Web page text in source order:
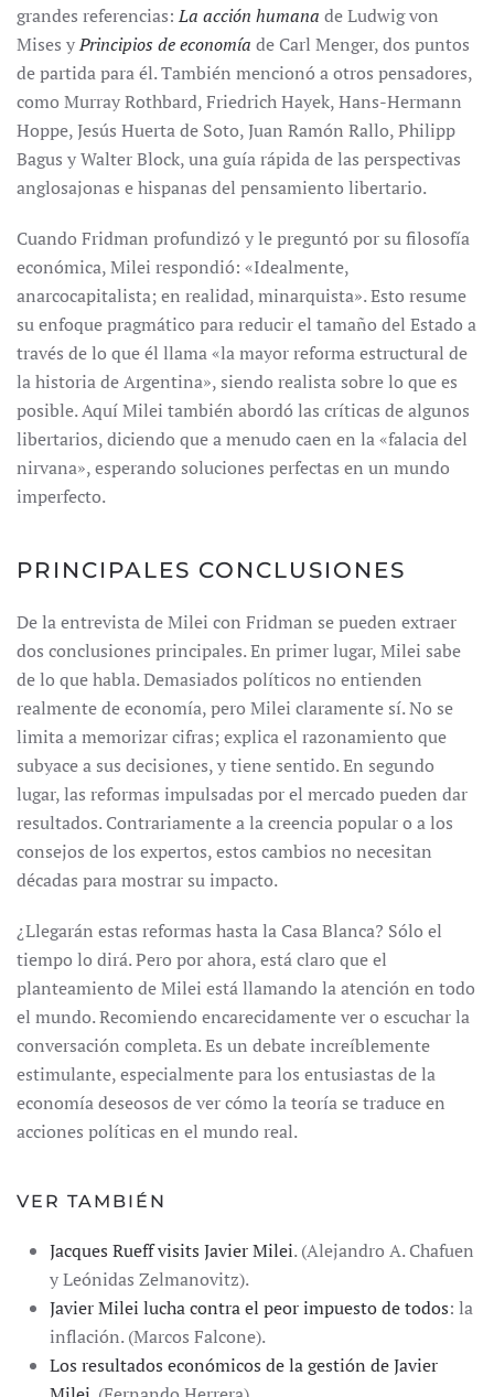
grandes referencias:La acción humana de Ludwig von
Mises yPrincipios de economía de Carl Menger, dos puntos
de partida para él. También mencionó a otros pensadores,
como Murray Rothbard, Friedrich Hayek, Hans-Hermann
Hoppe, Jesús Huerta de Soto, Juan Ramón Rallo, Philipp
Bagus y Walter Block, una guía rápida de las perspectivas
anglosajonas e hispanas del pensamiento libertario.
Cuando Fridman profundizó y le preguntó por su filosofía
económica, Milei respondió: «Idealmente,
anarcocapitalista; en realidad, minarquista». Esto resume
su enfoque pragmático para reducir el tamaño del Estado a
través de lo que él llama «la mayor reforma estructural de
la historia de Argentina», siendo realista sobre lo que es
posible. Aquí Milei también abordó las críticas de algunos
libertarios, diciendo que a menudo caen en la «falacia del
nirvana», esperando soluciones perfectas en un mundo
imperfecto.
PRINCIPALES CONCLUSIONES
De la entrevista de Milei con Fridman se pueden extraer
dos conclusiones principales. En primer lugar, Milei sabe
de lo que habla. Demasiados políticos no entienden
realmente de economía, pero Milei claramente sí. No se
limita a memorizar cifras; explica el razonamiento que
subyace a sus decisiones, y tiene sentido. En segundo
lugar, las reformas impulsadas por el mercado pueden dar
resultados. Contrariamente a la creencia popular o a los
consejos de los expertos, estos cambios no necesitan
décadas para mostrar su impacto.
¿Llegarán estas reformas hasta la Casa Blanca? Sólo el
tiempo lo dirá. Pero por ahora, está claro que el
planteamiento de Milei está llamando la atención en todo
el mundo. Recomiendo encarecidamente ver o escuchar la
conversación completa. Es un debate increíblemente
estimulante, especialmente para los entusiastas de la
economía deseosos de ver cómo la teoría se traduce en
acciones políticas en el mundo real.
VER TAMBIÉN
Jacques Rueff visits Javier Milei. (Alejandro A. Chafuen
y Leónidas Zelmanovitz).
Javier Milei lucha contra el peor impuesto de todos: la
inflación. (Marcos Falcone).
Los resultados económicos de la gestión de Javier